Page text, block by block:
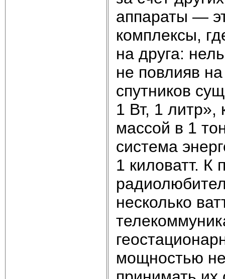
аппараты —
комплексы,
на друга:
не повлияв
спутников
1 Вт, 1 литр»,
массой в 1
система
1 киловатт. К
несколько
мощностью